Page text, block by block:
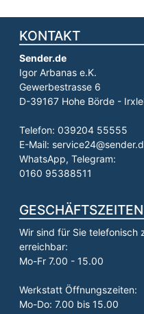
KONTAKT
Sender.de
Igor Arbanas e.K.
Gewerbestrasse 6
D-39167 Hohe Börde -
Telefon: 039204 55555
E-Mail:
WhatsApp, Telegram:
0160 95388511
GESCHÄFTSZEITEN
Wir sind für Sie telefonisch
erreichbar:
Mo-Fr 7.00 - 15.00
Werkstatt Öffnungszeiten:
Mo-Do: 7.00 bis 15.00